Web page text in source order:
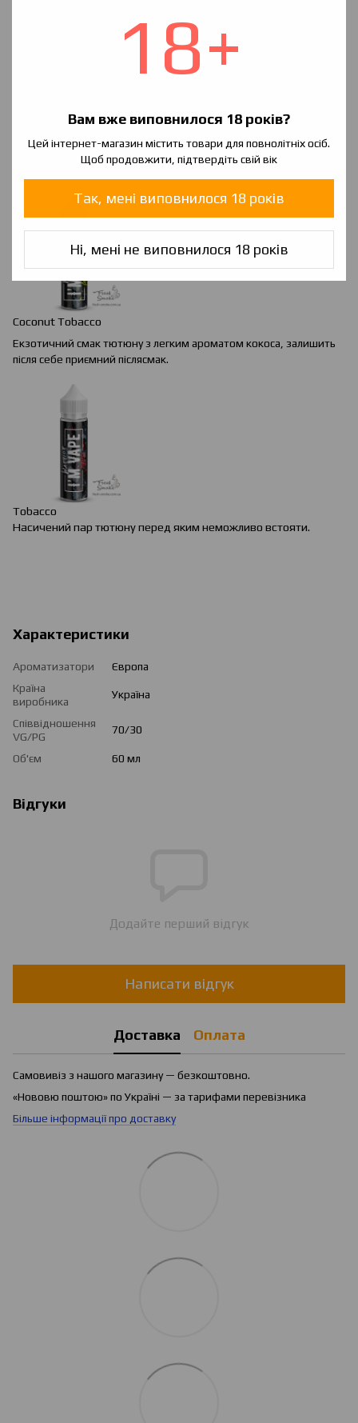
18+
Вам вже виповнилося 18 років?
Цей інтернет-магазин містить товари для повнолітніх осіб.
Щоб продовжити, підтвердіть свій вік
Так, мені виповнилося 18 років
Ні, мені не виповнилося 18 років
М'який аромат тютюну з додаванням десертній нотки. Для
любителів оригінального.
Coconut Tobacco
Екзотичний смак тютюну з легким ароматом кокоса, залишить
після себе приємний післясмак.
Tobacco
Насичений пар тютюну перед яким неможливо встояти.
Характеристики
Ароматизатори
Європа
Країна
виробника
Україна
Співвідношення
VG/PG
70/30
Об'єм 60 мл
Відгуки
Додайте перший відгук
Написати відгук
Доставка Оплата
Самовивіз з нашого магазину — безкоштовно.
«Нововю поштою» по Україні — за тарифами перевізника
Більше інформації про доставку